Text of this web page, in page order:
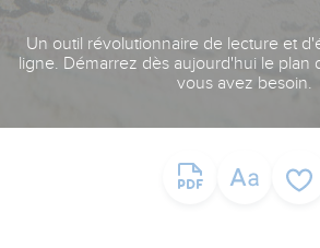
Un outil révolutionnaire de lecture et
ligne. Démarrez dès aujourd'hui le plan
vous avez besoin.